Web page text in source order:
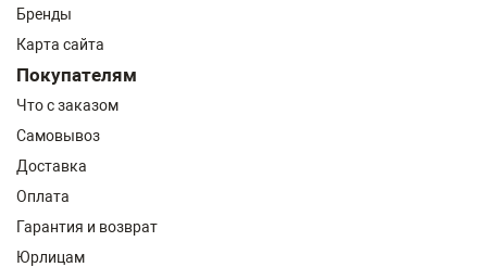
Бренды
Карта сайта
Покупателям
Что с заказом
Самовывоз
Доставка
Оплата
Гарантия и возврат
Юрлицам